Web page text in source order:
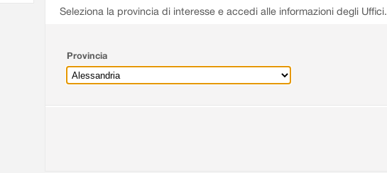
Seleziona la provincia di interesse e accedi alle informazioni degli Uffici.
Provincia